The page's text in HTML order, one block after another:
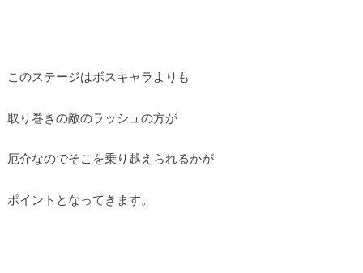
このステージはボスキャラよりも
取り巻きの敵のラッシュの方が
厄介なのでそこを乗り越えられるかが
ポイントとなってきます。